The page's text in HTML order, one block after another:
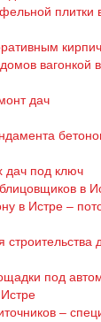
плитки
вагонкой
дач
дач под ключ
в
в Истре –
строительства
под
–